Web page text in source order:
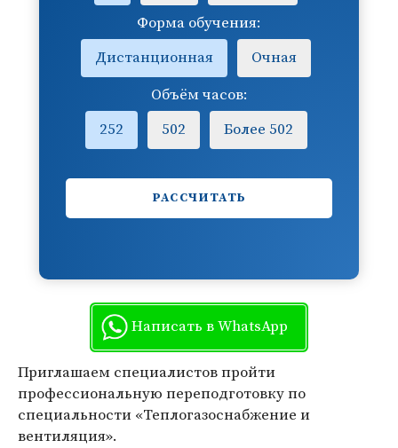
Форма обучения:
Дистанционная
Очная
Объём часов:
252
502 Более 502
РАССЧИТАТЬ
Написать в WhatsApp
Приглашаем специалистов пройти
профессиональную переподготовку по
специальности «Теплогазоснабжение и
вентиляция».